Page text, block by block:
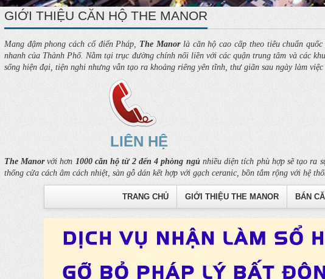
GIỚI THIỆU CĂN HỘ THE MANOR
Mang đậm phong cách cổ điển Pháp, The Manorlà căn hộ cao cấp theo tiêu chuẩn
nhanh của Thành Phố. Nằm tại trục đường chính nối liền với các quận trung tâm và các
sống hiện đại, tiện nghi nhưng vẫn tạo ra khoảng riêng yên tĩnh, thư giãn sau ngày làm việc
LIÊN HỆ
The Manorvới hơn 1000 căn hộ từ 2 đến 4 phòng ngủnhiều diện tích phù hợp sẽ tạo ra
thống cửa cách âm cách nhiệt, sàn gỗ dán kết hợp với gạch ceranic, bồn tắm rộng với hệ
TRANG CHỦ GIỚI THIỆU THE MANOR BÁN